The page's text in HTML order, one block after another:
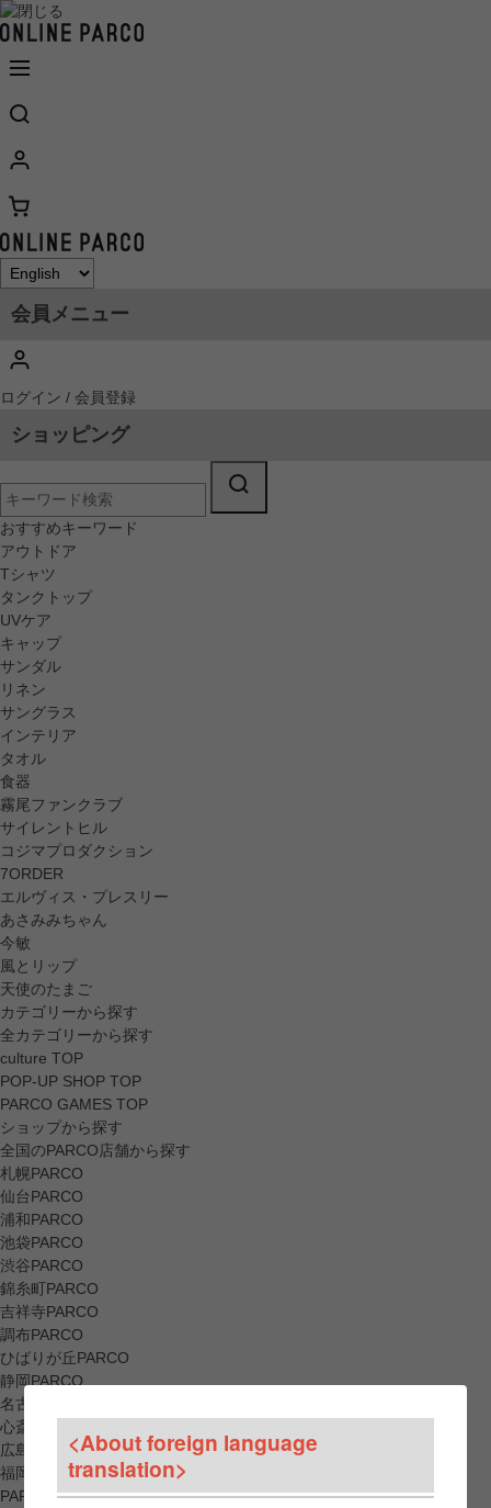
会員メニュー
ログイン / 会員登録
ショッピング
おすすめキーワード
アウトドア
Tシャツ
タンクトップ
UVケア
キャップ
サンダル
リネン
サングラス
インテリア
タオル
食器
霧尾ファンクラブ
サイレントヒル
コジマプロダクション
7ORDER
エルヴィス・プレスリー
あさみみちゃん
今敏
風とリップ
天使のたまご
カテゴリーから探す
全カテゴリーから探す
culture TOP
POP-UP SHOP TOP
PARCO GAMES TOP
ショップから探す
全国のPARCO店舗から探す
札幌PARCO
仙台PARCO
浦和PARCO
池袋PARCO
渋谷PARCO
錦糸町PARCO
吉祥寺PARCO
調布PARCO
ひばりが丘PARCO
静岡PARCO
名古屋PARCO
心斎橋PARCO
広島PARCO
福岡PARCO
PARCO_ya
<About foreign language
translation>